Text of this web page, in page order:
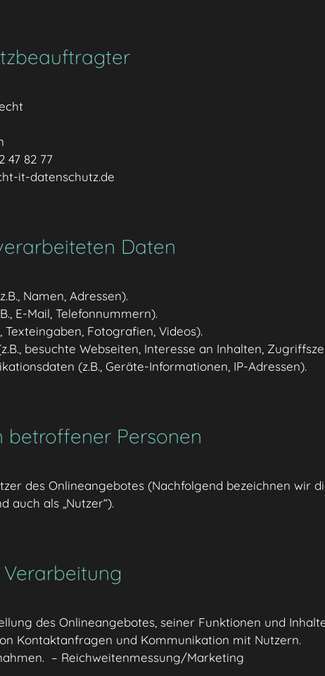
47 82 77
it-datenschutz.de
Daten
Namen, Adressen).
E-Mail, Telefonnummern).
Texteingaben, Fotografien, Videos).
besuchte Webseiten, Interesse an Inhalten,
(z.B., Geräte-Informationen, IP-Adressen).
betroffener Personen
des Onlineangebotes (Nachfolgend bezeichnen wir
auch als „Nutzer“).
des Onlineangebotes, seiner Funktionen und
Kontaktanfragen und Kommunikation mit Nutzern.
– Reichweitenmessung/Marketing